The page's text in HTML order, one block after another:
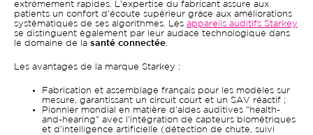
extrêmement rapides. L'expertise du fabricant assure aux
patients un confort d'écoute supérieur grâce aux améliorations
systématiques de ses algorithmes. Les appareils auditifs Starkey
se distinguent également par leur audace technologique dans
le domaine de la santé connectée
Les avantages de la marque Starkey :
Fabrication et assemblage français pour les modèles sur
mesure, garantissant un circuit court et un SAV réactif ;
Pionnier mondial en matière d'aides auditives "health-
and-hearing" avec l'intégration de capteurs biométriques
et d'intelligence artificielle (détection de chute, suivi